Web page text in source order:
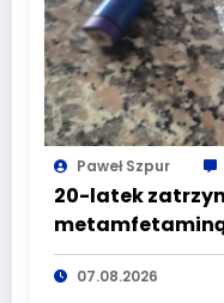
Paweł Szpur
20-latek
głuszyckich
07.08.2026